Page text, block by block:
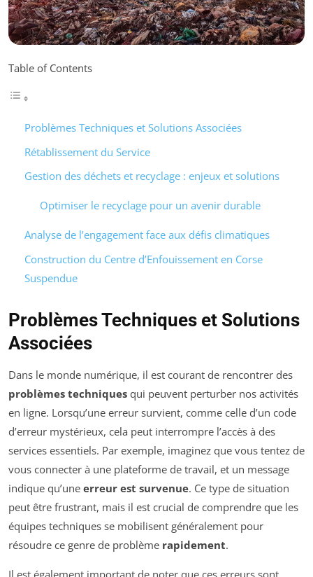
Table of Contents
Problèmes Techniques et Solutions Associées
Rétablissement du Service
Gestion des déchets et recyclage : enjeux et solutions
Optimiser le recyclage pour un avenir durable
Analyse de l’engagement face aux défis climatiques
Construction du Centre d’Enfouissement en Corse
Suspendue
Problèmes Techniques et Solutions
Associées
Dans le monde numérique, il est courant de rencontrer des
problèmes techniques qui peuvent perturber nos activités
en ligne. Lorsqu’une erreur survient, comme celle d’un code
d’erreur mystérieux, cela peut interrompre l’accès à des
services essentiels. Par exemple, imaginez que vous tentez de
vous connecter à une plateforme de travail, et un message
indique qu’une erreur est survenue. Ce type de situation
peut être frustrant, mais il est crucial de comprendre que les
équipes techniques se mobilisent généralement pour
résoudre ce genre de problème rapidement.
Il est également important de noter que ces erreurs sont